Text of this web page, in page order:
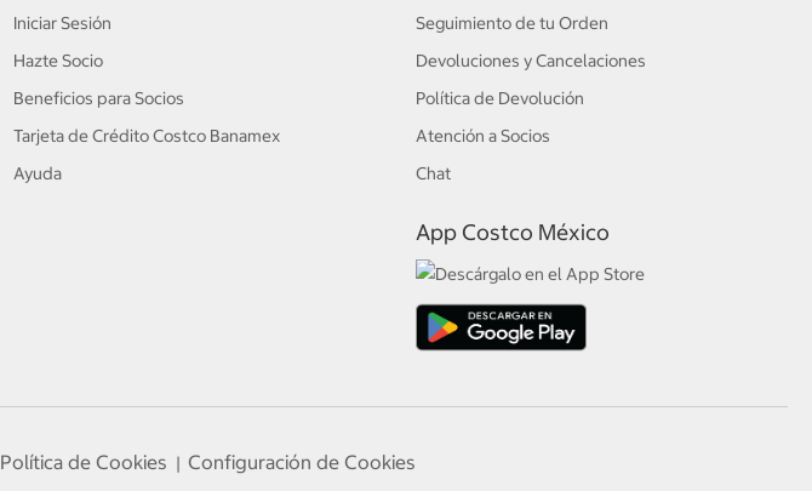
Iniciar Sesión
Hazte Socio
Beneficios para Socios
Tarjeta de Crédito Costco Banamex
Ayuda
Seguimiento de tu Orden
Devoluciones y Cancelaciones
Política de Devolución
Atención a Socios
Chat
App Costco México
Política de Cookies | Configuración de Cookies